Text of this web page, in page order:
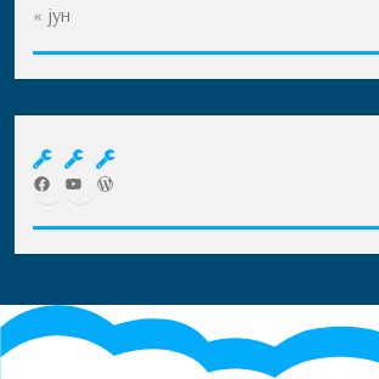
« јун
Facebook
YouTubeWordPress